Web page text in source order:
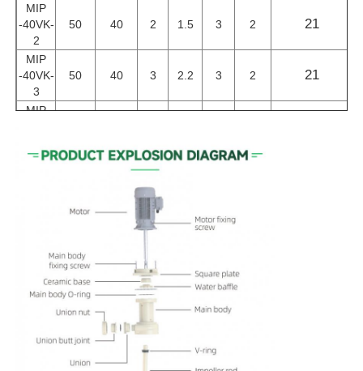
MIP
-40VK-
2
50 40 2 1.5 3 2 21
MIP
-40VK-
3
50 40 3 2.2 3 2 21
MIP
MIP
7.5 5.5 3
-50VK-
10
65 50 10 7.5 3